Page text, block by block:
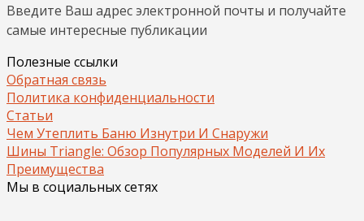
Введите Ваш адрес электронной почты и получайте
самые интересные публикации
Полезные ссылки
Обратная связь
Политика конфиденциальности
Статьи
Чем Утеплить Баню Изнутри И Снаружи
Шины Triangle: Обзор Популярных Моделей И Их
Преимущества
Мы в социальных сетях